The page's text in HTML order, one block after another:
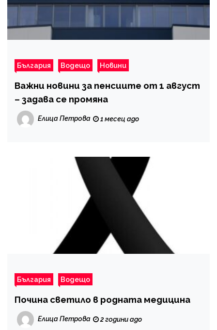
България Водещо Новини
Важни новини за пенсиите от 1 август
– задава се промяна
Елица Петрова 1 месец ago
България Водещо
Почина светило в родната медицина
Елица Петрова 2 години ago